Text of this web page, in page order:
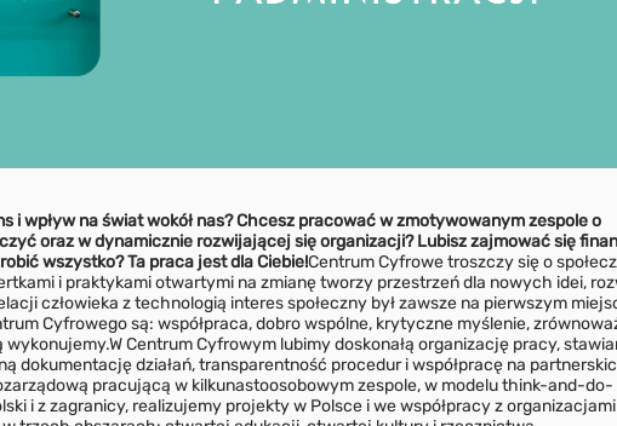
i wpływ na świat wokół nas? Chcesz pracować w zmotywowanym zespole o
oraz w dynamicznie rozwijającej się organizacji? Lubisz zajmować się
wszystko? Ta praca jest dla Ciebie!Centrum Cyfrowe troszczy się o
i praktykami otwartymi na zmianę tworzy przestrzeń dla nowych idei,
człowieka z technologią interes społeczny był zawsze na pierwszym
Cyfrowego są: współpraca, dobro wspólne, krytyczne myślenie,
wykonujemy.W Centrum Cyfrowym lubimy doskonałą organizację pracy,
dokumentację działań, transparentność procedur i współpracę na
pracującą w kilkunastoosobowym zespole, w modelu think-and-do-
i z zagranicy, realizujemy projekty w Polsce i we współpracy z